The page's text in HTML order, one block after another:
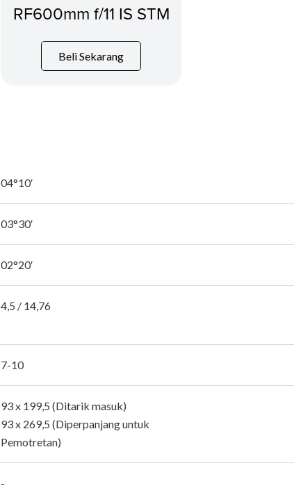
RF600mm f/11 IS STM
Beli Sekarang
04°10′
03°30′
02°20′
4,5 / 14,76
7-10
93 x 199,5 (Ditarik masuk)
93 x 269,5 (Diperpanjang untuk
Pemotretan)
-